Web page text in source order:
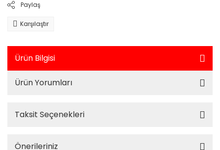
Paylaş
Karşılaştır
Ürün Bilgisi
Ürün Yorumları
Taksit Seçenekleri
Önerileriniz